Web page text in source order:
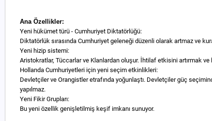
Ana Özellikler:
Yeni hükümet türü - Cumhuriyet Diktatörlüğü:
Diktatörlük sırasında Cumhuriyet geleneği düzenli olarak artmaz ve
Yeni hizip sistemi:
Aristokratlar, Tüccarlar ve Klanlardan oluşur. İhtilaf etkisini artırmak ve
Hollanda Cumhuriyetleri için yeni seçim etkinlikleri:
Devletçiler ve Orangistler etrafında yoğunlaştı. Devletçiler güç
yapılmaz.
Yeni Fikir Grupları:
Bu yeni özellik genişletilmiş keşif imkanı sunuyor.